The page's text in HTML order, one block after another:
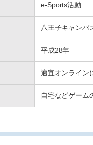
e-Sports活動
八王子キャンパ
平成28年
適宜オンライン
自宅などゲーム